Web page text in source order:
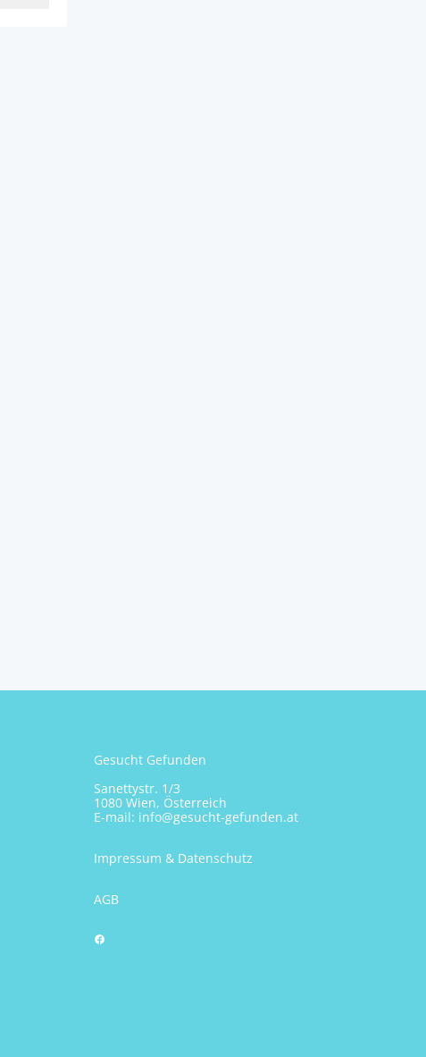
Gesucht Gefunden
Sanettystr. 1/3
1080 Wien, Österreich
E-mail: info@gesucht-gefunden.at
Impressum & Datenschutz
AGB
Facebook